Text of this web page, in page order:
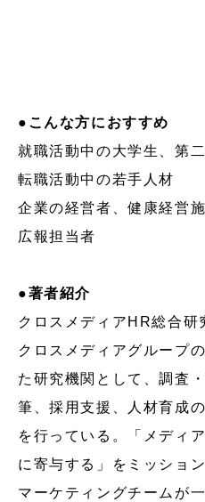
●こんな方におすすめ
就職活動中の大学生、第
転職活動中の若手人材
企業の経営者、健康経営
広報担当者
●著者紹介
クロスメディアHR総合研
クロスメディアグループ
た研究機関として、調査
筆、採用支援、人材育成
を行っている。「メディ
に寄与する」をミッショ
マーケティングチームが